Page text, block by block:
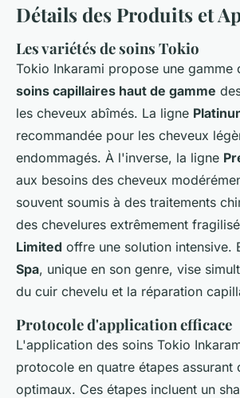
Détails des Produits et
Les variétés de soins Tokio
Tokio Inkarami propose une gamme
soins capillaires haut de gamme
les cheveux abîmés. La ligne
recommandée pour les cheveux
endommagés. À l'inverse, la ligne
aux besoins des cheveux
souvent soumis à des traitements
des chevelures extrêmement
Limited offre une solution intensive.
Spa, unique en son genre, vise
du cuir chevelu et la réparation
Protocole d'application efficace
L'application des soins Tokio
protocole en quatre étapes assurant
optimaux. Ces étapes incluent un